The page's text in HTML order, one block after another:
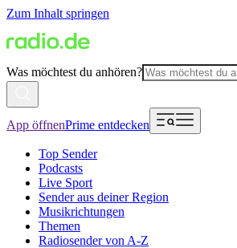
Zum Inhalt springen
Was möchtest du anhören?
App öffnenPrime entdecken
Top Sender
Podcasts
Live Sport
Sender aus deiner Region
Musikrichtungen
Themen
Radiosender von A-Z